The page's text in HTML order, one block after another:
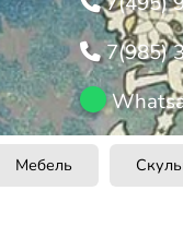
7(985)
Мебель